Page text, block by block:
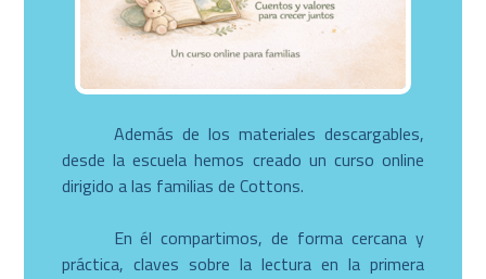
Además de los materiales descargables,
desde la escuela hemos creado un curso online
dirigido a las familias de Cottons.
En él compartimos, de forma cercana y
práctica, claves sobre la lectura en la primera